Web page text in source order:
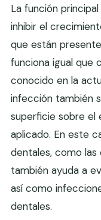
La función
inhibir el
que están
funciona igual que
conocido en la
infección también
superficie sobre el
aplicado. En este
dentales, como las
también ayuda a
así como
dentales.